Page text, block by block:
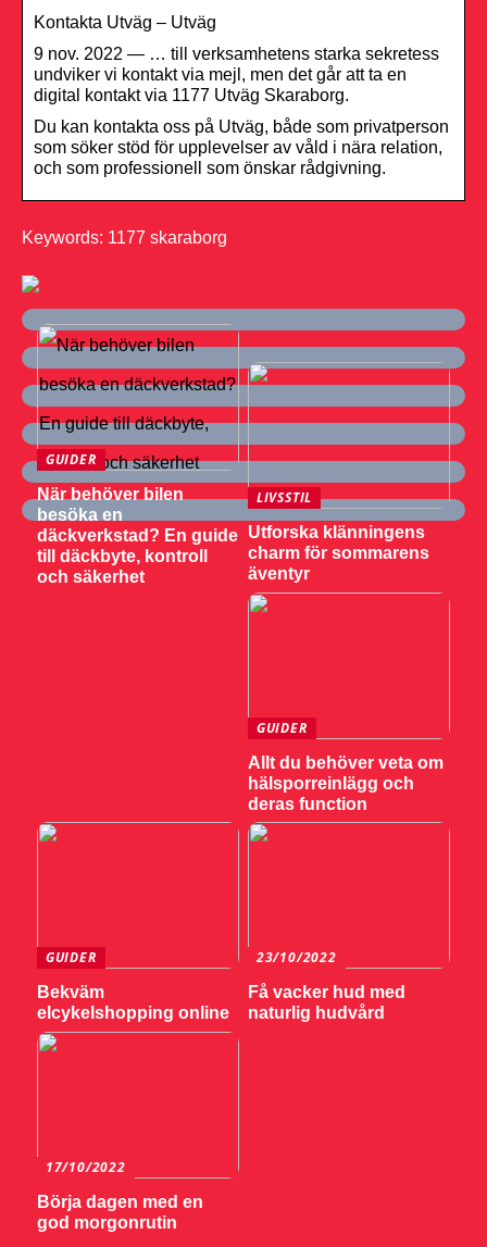
Kontakta Utväg – Utväg
9 nov. 2022 — … till verksamhetens starka sekretess
undviker vi kontakt via mejl, men det går att ta en
digital kontakt via 1177 Utväg Skaraborg.
Du kan kontakta oss på Utväg, både som privatperson
som söker stöd för upplevelser av våld i nära relation,
och som professionell som önskar rådgivning.
Keywords: 1177 skaraborg
GUIDER
När behöver bilen
besöka en
däckverkstad? En guide
till däckbyte, kontroll
och säkerhet
LIVSSTIL
Utforska klänningens
charm för sommarens
äventyr
GUIDER
Allt du behöver veta om
hälsporreinlägg och
deras function
GUIDER
Bekväm
elcykelshopping online
23/10/2022
Få vacker hud med
naturlig hudvård
17/10/2022
Börja dagen med en
god morgonrutin